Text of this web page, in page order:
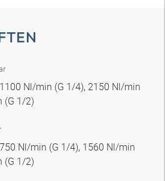
Nl/min (G 1/4), 2150 Nl/min
(G 1/2)
Nl/min (G 1/4), 1560 Nl/min
(G 1/2)